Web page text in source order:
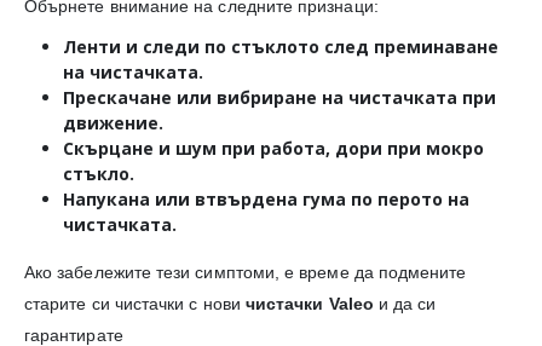
Обърнете внимание на следните признаци:
Ленти и следи по стъклото след преминаване
на чистачката.
Прескачане или вибриране на чистачката при
движение.
Скърцане и шум при работа, дори при мокро
стъкло.
Напукана или втвърдена гума по перото на
чистачката.
Ако забележите тези симптоми, е време да подмените
старите си чистачки с нови чистачки Valeo и да си
гарантирате